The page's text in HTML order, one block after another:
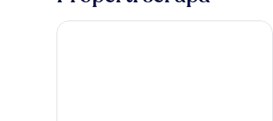
DoubleTree by Hilton Hotel Girona